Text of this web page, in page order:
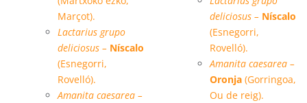
Marçot).
Lactarius grupo
deliciosus – Níscalo
(Esnegorri,
Rovelló).
Amanita caesarea –
deliciosus – Níscalo
(Esnegorri,
Rovelló).
Amanita caesarea –
Oronja (Gorringoa,
Ou de reig).